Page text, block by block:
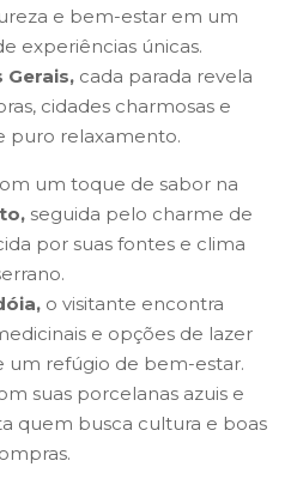
e bem-estar em um
experiências únicas.
Gerais, cada parada revela
cidades charmosas e
puro relaxamento.
um toque de sabor na
seguida pelo charme de
por suas fontes e clima
o visitante encontra
e opções de lazer
um refúgio de bem-estar.
suas porcelanas azuis e
quem busca cultura e boas